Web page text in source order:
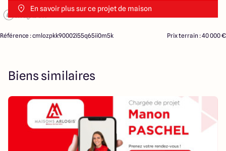
En savoir plus sur ce projet de maison
Référence : cmlozpkk90002i55q65ii0m5k Prix terrain : 40 000 €
Biens similaires